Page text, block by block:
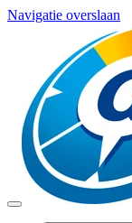
Navigatie overslaan